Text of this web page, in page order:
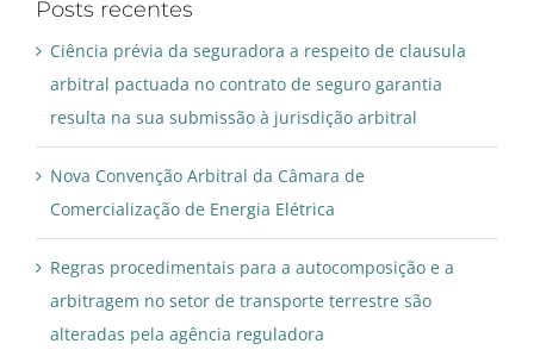
Posts recentes
Ciência prévia da seguradora a respeito de clausula
arbitral pactuada no contrato de seguro garantia
resulta na sua submissão à jurisdição arbitral
Nova Convenção Arbitral da Câmara de
Comercialização de Energia Elétrica
Regras procedimentais para a autocomposição e a
arbitragem no setor de transporte terrestre são
alteradas pela agência reguladora